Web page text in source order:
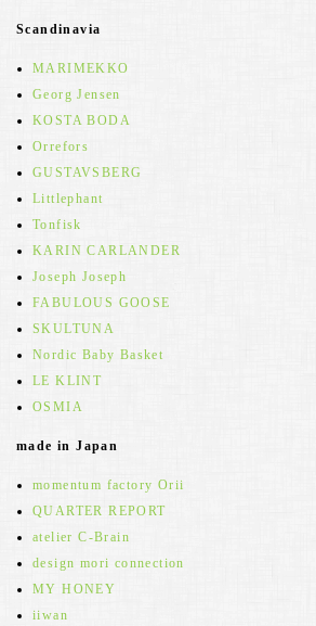
Scandinavia
MARIMEKKO
Georg Jensen
KOSTA BODA
Orrefors
GUSTAVSBERG
Littlephant
Tonfisk
KARIN CARLANDER
Joseph Joseph
FABULOUS GOOSE
SKULTUNA
Nordic Baby Basket
LE KLINT
OSMIA
made in Japan
momentum factory Orii
QUARTER REPORT
atelier C-Brain
design mori connection
MY HONEY
iiwan